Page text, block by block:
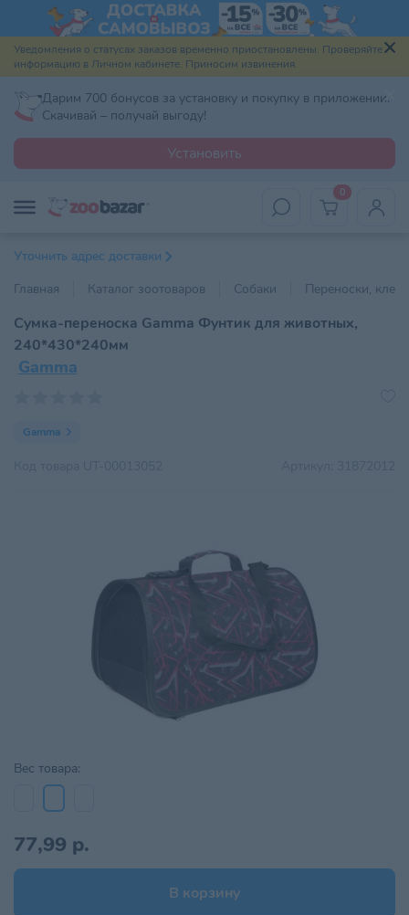
Уведомления о статусах заказов временно приостановлены. Проверяйте
информацию в Личном кабинете. Приносим извинения.
Дарим 700 бонусов за установку и покупку в приложении.
Скачивай – получай выгоду!
Установить
0
Уточнить адрес доставки
Главная
Каталог зоотоваров Собаки Переноски,
Сумка-переноска Gamma Фунтик для животных,
240*430*240мм
Gamma
Gamma
Вес товара:
77,99 р.
В корзину